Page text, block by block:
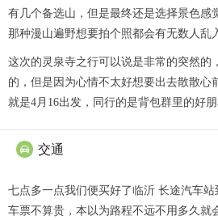
有几个备选山，但是最终还是选择景色感
那种漫山遍野想要拍个照都会有无数人乱
这次的灵泉寺之行可以说是非常的突然的
的，但是因为心情不太好想要出去散散心
就是4月16出发，同行的是背包群里的好朋
 交通
七点多一点我们便买好了临沂 长途汽车站
车票不算贵，本以为路程不远不用多久就